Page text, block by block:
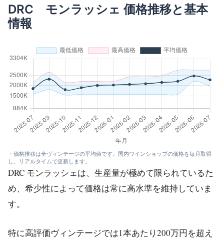
DRC モンラッシェ 価格推移と基本
情報
・価格推移は全ヴィンテージの平均値です。国内ワインショップの価格を毎月取得
し、リアルタイムで更新します。
DRC モンラッシェは、生産量が極めて限られているた
め、希少性によって価格は常に高水準を維持していま
す。
特に高評価ヴィンテージでは1本あたり200万円を超え